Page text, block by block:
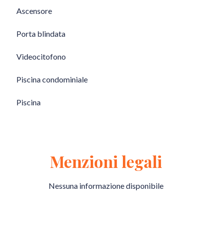
Ascensore
Porta blindata
Videocitofono
Piscina condominiale
Piscina
Menzioni legali
Nessuna informazione disponibile